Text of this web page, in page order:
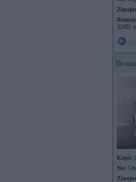
320D,
Kopš:
No: